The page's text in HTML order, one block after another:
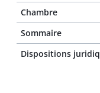
Chambre
Sommaire
Dispositions